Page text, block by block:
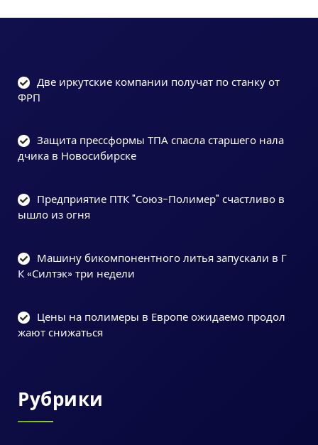
Две иркутские компании получат по станку от
ФРП
Защита прессформы ТПА спасла старшего нала
дчика в Новосибирске
Предприятие ПТК "Союз-Полимер" счастливо в
ышло из огня
Машину бикомпонентного литья запускали в Г
К «Силтэк» три недели
Цены на полимеры в Европе ожидаемо продол
жают снижаться
Рубрики